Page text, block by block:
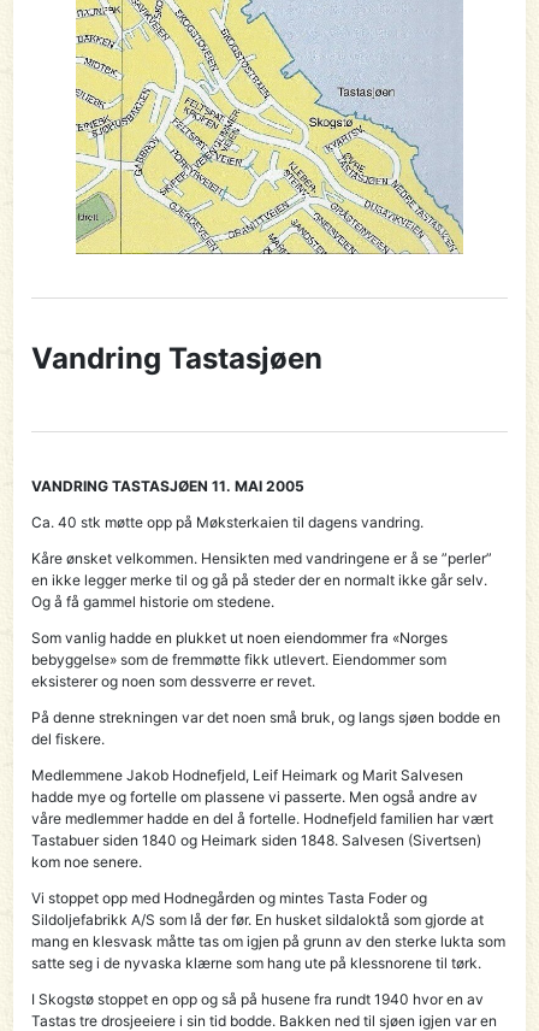
Vandring Tastasjøen
VANDRING TASTASJØEN 11. MAI 2005
Ca. 40 stk møtte opp på Møksterkaien til dagens vandring.
Kåre ønsket velkommen. Hensikten med vandringene er å se ”perler”
en ikke legger merke til og gå på steder der en normalt ikke går selv.
Og å få gammel historie om stedene.
Som vanlig hadde en plukket ut noen eiendommer fra «Norges
bebyggelse» som de fremmøtte fikk utlevert. Eiendommer som
eksisterer og noen som dessverre er revet.
På denne strekningen var det noen små bruk, og langs sjøen bodde en
del fiskere.
Medlemmene Jakob Hodnefjeld, Leif Heimark og Marit Salvesen
hadde mye og fortelle om plassene vi passerte. Men også andre av
våre medlemmer hadde en del å fortelle. Hodnefjeld familien har vært
Tastabuer siden 1840 og Heimark siden 1848. Salvesen (Sivertsen)
kom noe senere.
Vi stoppet opp med Hodnegården og mintes Tasta Foder og
Sildoljefabrikk A/S som lå der før. En husket sildaloktå som gjorde at
mang en klesvask måtte tas om igjen på grunn av den sterke lukta som
satte seg i de nyvaska klærne som hang ute på klessnorene til tørk.
I Skogstø stoppet en opp og så på husene fra rundt 1940 hvor en av
Tastas tre drosjeeiere i sin tid bodde. Bakken ned til sjøen igjen var en